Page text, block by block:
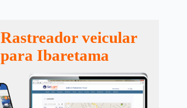
Rastreador veicular
para Ibaretama